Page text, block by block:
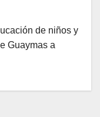
de niños y
Guaymas a